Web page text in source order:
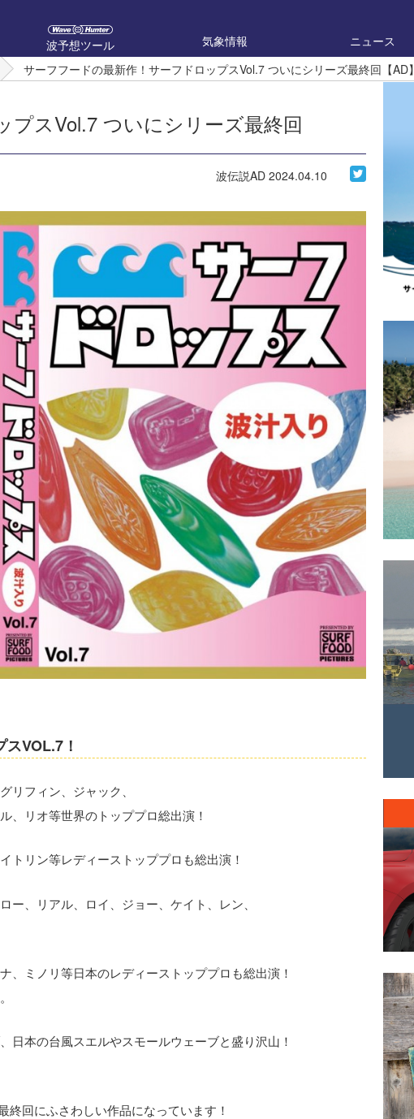
波予想ツール 気象情報 ニュース
サーフフードの最新作！サーフドロップスVol.7 ついにシリーズ最終回【AD】
プスVol.7 ついにシリーズ最終回
波伝説AD 2024.04.10
VOL.7！
リフィン、ジャック、
、リオ等世界のトッププロ総出演！
トリン等レディーストッププロも総出演！
、リアル、ロイ、ジョー、ケイト、レン、
、ミノリ等日本のレディーストッププロも総出演！
本の台風スエルやスモールウェーブと盛り沢山！
回にふさわしい作品になっています！